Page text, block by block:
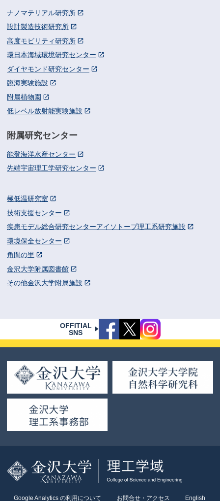
ナノマテリアル研究所
設計製造技術研究所
高度モビリティ研究所
環日本海域環境研究センター
ダイヤモンド研究センター
臨海実験施設
附属植物園
低レベル放射能実験施設
附属研究センター
能登海洋水産センター
先端宇宙理工学研究センター
極低温研究室
技術支援センター
疾患モデル総合研究センターアイソトープ理工系研究施設
環境保全センター
角間の里
金沢大学附属図書館
その他金沢大学附属施設
OFFITIAL
SNS
Google Analytics の利用について お問合せ・アクセス English